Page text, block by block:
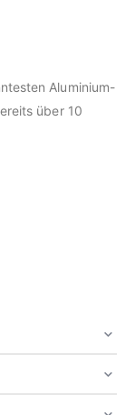
Aluminium-
über 10